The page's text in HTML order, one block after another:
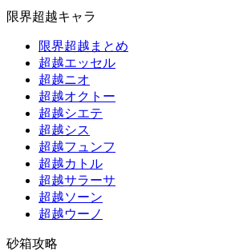
限界超越キャラ
限界超越まとめ
超越エッセル
超越ニオ
超越オクトー
超越シエテ
超越シス
超越フュンフ
超越カトル
超越サラーサ
超越ソーン
超越ウーノ
砂箱攻略